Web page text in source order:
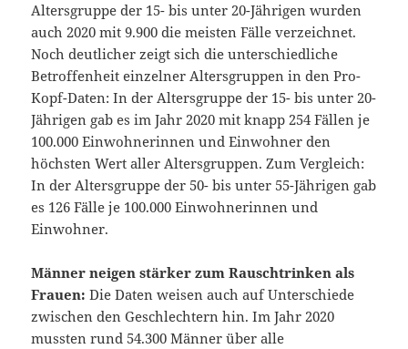
Altersgruppe der 15- bis unter 20-Jährigen wurden
auch 2020 mit 9.900 die meisten Fälle verzeichnet.
Noch deutlicher zeigt sich die unterschiedliche
Betroffenheit einzelner Altersgruppen in den Pro-
Kopf-Daten: In der Altersgruppe der 15- bis unter 20-
Jährigen gab es im Jahr 2020 mit knapp 254 Fällen je
100.000 Einwohnerinnen und Einwohner den
höchsten Wert aller Altersgruppen. Zum Vergleich:
In der Altersgruppe der 50- bis unter 55-Jährigen gab
es 126 Fälle je 100.000 Einwohnerinnen und
Einwohner.
Männer neigen stärker zum Rauschtrinken als
Frauen: Die Daten weisen auch auf Unterschiede
zwischen den Geschlechtern hin. Im Jahr 2020
mussten rund 54.300 Männer über alle